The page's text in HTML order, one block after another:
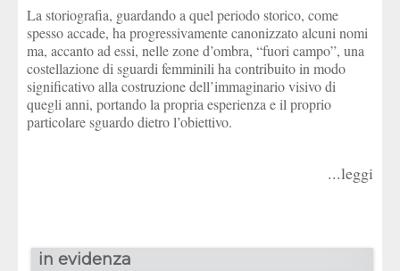
La storiografia, guardando a quel periodo storico, come
spesso accade, ha progressivamente canonizzato alcuni nomi
ma, accanto ad essi, nelle zone d’ombra, “fuori campo”, una
costellazione di sguardi femminili ha contribuito in modo
significativo alla costruzione dell’immaginario visivo di
quegli anni, portando la propria esperienza e il proprio
particolare sguardo dietro l’obiettivo.
...leggi
in evidenza